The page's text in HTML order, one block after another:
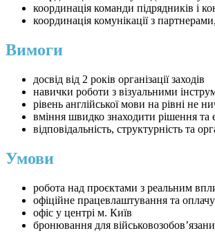
координація команди підрядників і
координація комунікації з
Вимоги
досвід від 2 років організації заходів
навички роботи з візуальними
рівень англійської мови на рівні не
вміння швидко знаходити рішення та
відповідальність, структурність та
Умови
робота над проєктами з реальним
офіційне працевлаштування та
офіс у центрі м. Київ
бронювання для